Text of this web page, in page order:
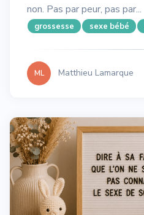
non. Pas par peur, pas par...
grossesse sexe bébé
ML Matthieu Lamarque